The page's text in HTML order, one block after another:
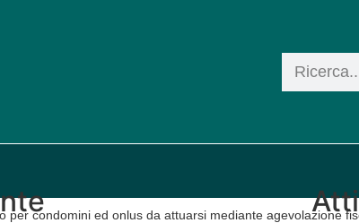
condomini ed onlus da attuarsi mediante agevolazione